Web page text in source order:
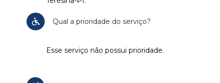
Qual a prioridade do serviço?
Esse serviço não possui prioridade.